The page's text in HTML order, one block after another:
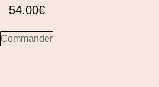
54.00€
Commander